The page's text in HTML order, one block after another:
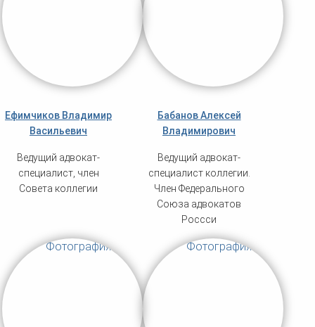
Ефимчиков Владимир
Васильевич
Ведущий адвокат-
специалист, член
Совета коллегии
Бабанов Алексей
Владимирович
Ведущий адвокат-
специалист коллегии.
Член Федерального
Союза адвокатов
Россси